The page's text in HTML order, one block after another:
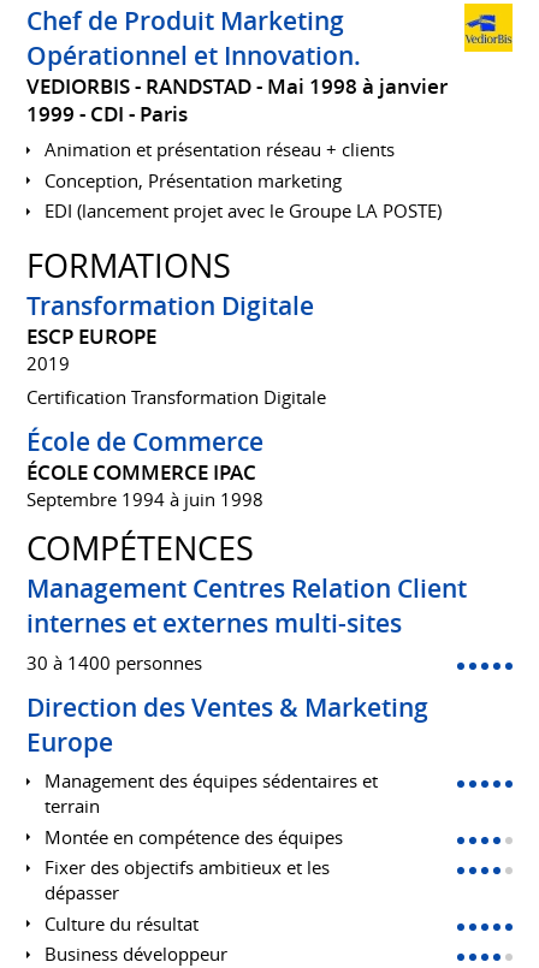
Chef de Produit Marketing
Opérationnel et Innovation.
VEDIORBIS - RANDSTAD
Mai 1998 à janvier
1999 CDI Paris
Animation et présentation réseau + clients
Conception, Présentation marketing
EDI (lancement projet avec le Groupe LA POSTE)
FORMATIONS
Transformation Digitale
ESCP EUROPE
2019
Certification Transformation Digitale
École de Commerce
ÉCOLE COMMERCE IPAC
Septembre 1994 à juin 1998
COMPÉTENCES
Management Centres Relation Client
internes et externes multi-sites
30 à 1400 personnes
Direction des Ventes & Marketing
Europe
Management des équipes sédentaires et
terrain
Montée en compétence des équipes
Fixer des objectifs ambitieux et les
dépasser
Culture du résultat
Business développeur